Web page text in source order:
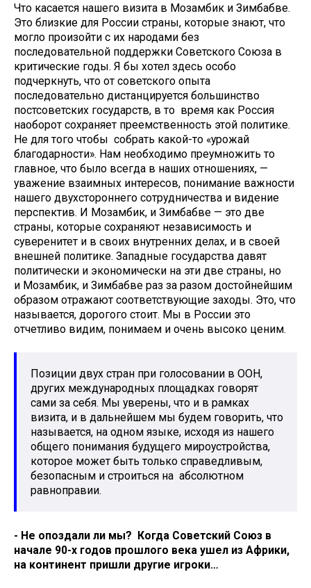
Что касается нашего визита в Мозамбик и Зимбабве.
Это близкие для России страны, которые знают, что
могло произойти с их народами без
последовательной поддержки Советского Союза в
критические годы. Я бы хотел здесь особо
подчеркнуть, что от советского опыта
последовательно дистанцируется большинство
постсоветских государств, в то время как Россия
наоборот сохраняет преемственность этой политике.
Не для того чтобы собрать какой-то «урожай
благодарности». Нам необходимо преумножить то
главное, что было всегда в наших отношениях, —
уважение взаимных интересов, понимание важности
нашего двухстороннего сотрудничества и видение
перспектив. И Мозамбик, и Зимбабве — это две
страны, которые сохраняют независимость и
суверенитет и в своих внутренних делах, и в своей
внешней политике. Западные государства давят
политически и экономически на эти две страны, но
и Мозамбик, и Зимбабве раз за разом достойнейшим
образом отражают соответствующие заходы. Это, что
называется, дорогого стоит. Мы в России это
отчетливо видим, понимаем и очень высоко ценим.
Позиции двух стран при голосовании в ООН,
других международных площадках говорят
сами за себя. Мы уверены, что и в рамках
визита, и в дальнейшем мы будем говорить, что
называется, на одном языке, исходя из нашего
общего понимания будущего мироустройства,
которое может быть только справедливым,
безопасным и строиться на абсолютном
равноправии.
- Не опоздали ли мы? Когда Советский Союз в
начале 90-х годов прошлого века ушел из Африки,
на континент пришли другие игроки…